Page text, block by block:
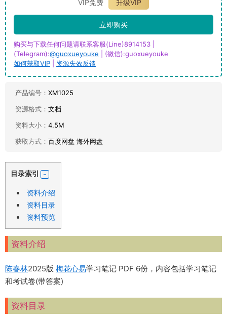
VIP免费
升级VIP
立即购买
购买与下载任何问题请联系客服(Line)8914153 |
(Telegram):@guoxueyouke | (微信):guoxueyouke
如何获取VIP
资源失效反馈
产品编号： XM1025
资源格式： 文档
资料大小： 4.5M
获取方式： 百度网盘 海外网盘
目录索引
资料介绍
资料目录
资料预览
资料介绍
陈春林2025版 梅花心易学习笔记 PDF 6份，内容包括学习笔记
和考试卷(带答案)
资料目录